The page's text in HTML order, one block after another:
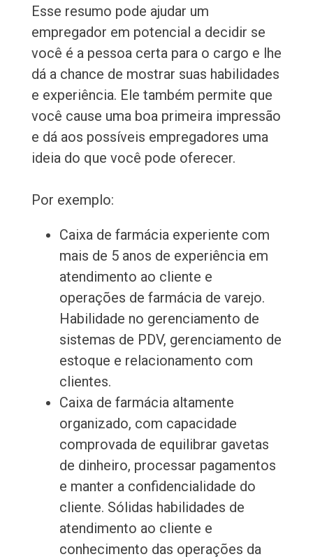
Esse resumo pode ajudar um
empregador em potencial a decidir se
você é a pessoa certa para o cargo e lhe
dá a chance de mostrar suas habilidades
e experiência. Ele também permite que
você cause uma boa primeira impressão
e dá aos possíveis empregadores uma
ideia do que você pode oferecer.
Por exemplo:
Caixa de farmácia experiente com
mais de 5 anos de experiência em
atendimento ao cliente e
operações de farmácia de varejo.
Habilidade no gerenciamento de
sistemas de PDV, gerenciamento de
estoque e relacionamento com
clientes.
Caixa de farmácia altamente
organizado, com capacidade
comprovada de equilibrar gavetas
de dinheiro, processar pagamentos
e manter a confidencialidade do
cliente. Sólidas habilidades de
atendimento ao cliente e
conhecimento das operações da